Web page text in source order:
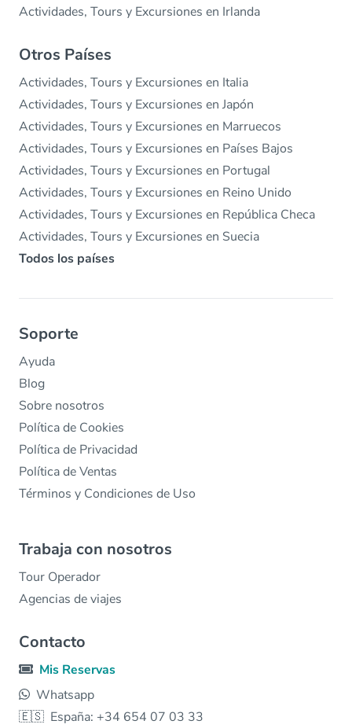
Actividades, Tours y Excursiones en Irlanda
Otros Países
Actividades, Tours y Excursiones en Italia
Actividades, Tours y Excursiones en Japón
Actividades, Tours y Excursiones en Marruecos
Actividades, Tours y Excursiones en Países Bajos
Actividades, Tours y Excursiones en Portugal
Actividades, Tours y Excursiones en Reino Unido
Actividades, Tours y Excursiones en República Checa
Actividades, Tours y Excursiones en Suecia
Todos los países
Soporte
Ayuda
Blog
Sobre nosotros
Política de Cookies
Política de Privacidad
Política de Ventas
Términos y Condiciones de Uso
Trabaja con nosotros
Tour Operador
Agencias de viajes
Contacto
Mis Reservas
Whatsapp
🇪🇸 España: +34 654 07 03 33